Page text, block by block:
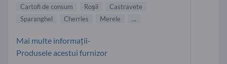
Cartofi de consum
Roşii
Castravete
Sparanghel
Cherries Merele ...
Mai multe informații-
Produsele acestui furnizor